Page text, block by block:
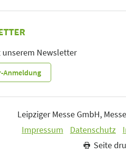
Newsletter
Anmeldung
Leipziger Messe GmbH,
Impressum
Datenschutz
Seite